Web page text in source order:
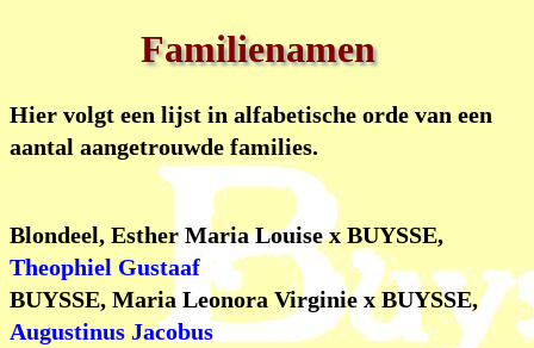
Familienamen
Hier volgt een lijst in alfabetische orde van een
aantal aangetrouwde families.
Blondeel, Esther Maria Louise x BUYSSE,
Theophiel Gustaaf
BUYSSE, Maria Leonora Virginie x BUYSSE,
Augustinus Jacobus